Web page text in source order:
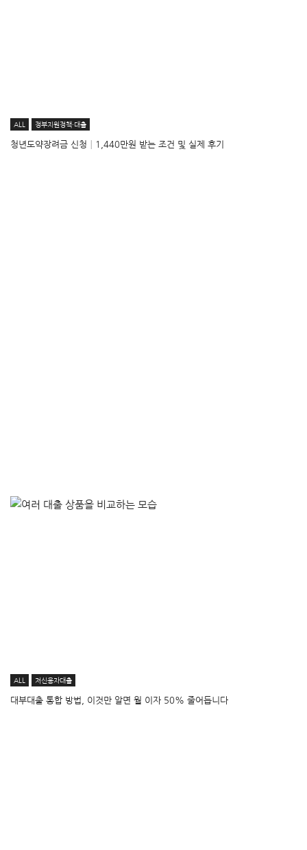
ALL 정부지원정책·대출
청년도약장려금 신청│1,440만원 받는 조건 및 실제 후기
ALL 저신용자대출
대부대출 통합 방법, 이것만 알면 월 이자 50% 줄어듭니다